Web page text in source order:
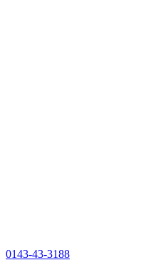
0143-43-3188